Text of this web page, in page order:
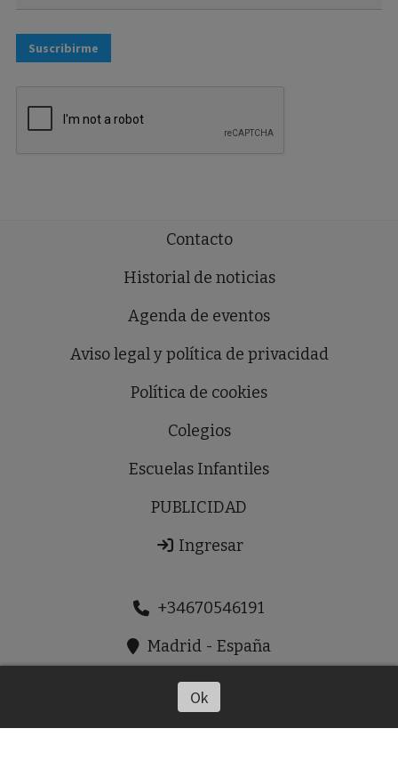
Suscribirme
Contacto
Historial de noticias
Agenda de eventos
Aviso legal y política de privacidad
Política de cookies
Colegios
Escuelas Infantiles
PUBLICIDAD
Ingresar
+34670546191
Madrid - España
prensaldiausera@gmail.com
Ok